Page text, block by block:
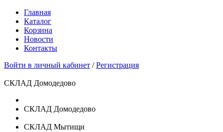
Главная
Каталог
Корзина
Новости
Контакты
Войти в личный кабинет /Регистрация
СКЛАД Домодедово
СКЛАД Домодедово
СКЛАД Мытищи